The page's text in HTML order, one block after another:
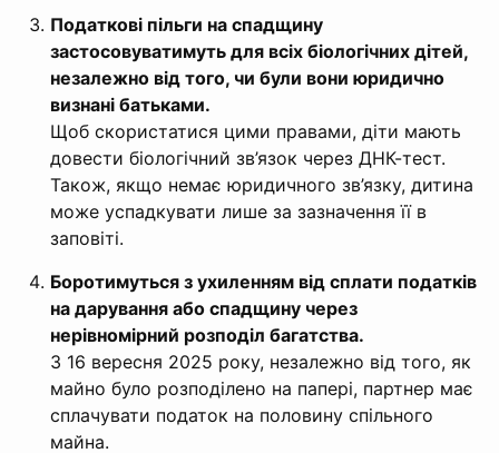
Податкові пільги на спадщину
застосовуватимуть для всіх біологічних дітей,
незалежно від того, чи були вони юридично
визнані батьками.
Щоб скористатися цими правами, діти мають
довести біологічний зв’язок через ДНК-тест.
Також, якщо немає юридичного зв’язку, дитина
може успадкувати лише за зазначення її в
заповіті.
Боротимуться з ухиленням від сплати податків
на дарування або спадщину через
нерівномірний розподіл багатства.
З 16 вересня 2025 року, незалежно від того, як
майно було розподілено на папері, партнер має
сплачувати податок на половину спільного
майна.